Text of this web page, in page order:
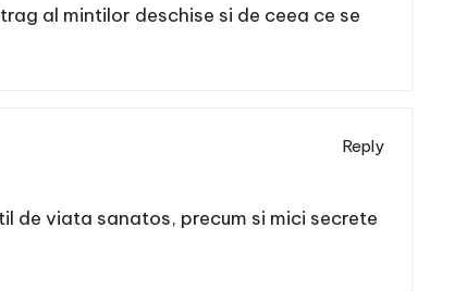
al mintilor deschise si de ceea ce se
Reply
de viata sanatos, precum si mici secrete